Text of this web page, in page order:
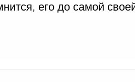
его до самой